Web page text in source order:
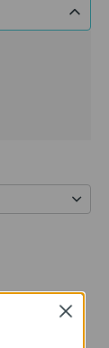
Close